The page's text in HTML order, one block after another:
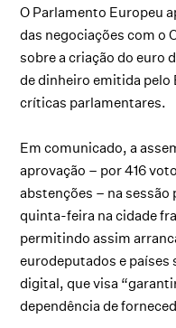
O Parlamento Europeu
das negociações com o
sobre a criação do euro
de dinheiro emitida pelo
críticas parlamentares.
Em comunicado, a
aprovação – por 416
abstenções – na
quinta-feira na cidade
permitindo assim
eurodeputados e países
digital, que visa
dependência de